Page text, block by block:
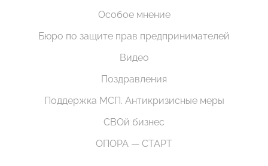
Особое мнение
Бюро по защите прав предпринимателей
Видео
Поздравления
Поддержка МСП. Антикризисные меры
СВОй бизнес
ОПОРА — СТАРТ